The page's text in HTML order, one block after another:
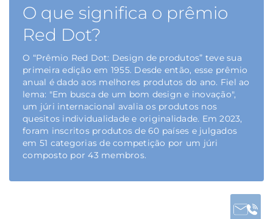
O que significa o prêmio
Red Dot?
O “Prêmio Red Dot: Design de produtos” teve sua
primeira edição em 1955. Desde então, esse prêmio
anual é dado aos melhores produtos do ano. Fiel ao
lema: "Em busca de um bom design e inovação",
um júri internacional avalia os produtos nos
quesitos individualidade e originalidade. Em 2023,
foram inscritos produtos de 60 países e julgados
em 51 categorias de competição por um júri
composto por 43 membros.